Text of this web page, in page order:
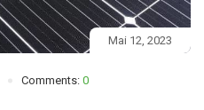
Mai 12, 2023
Comments: 0